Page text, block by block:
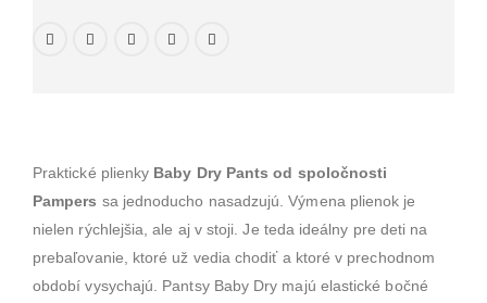
Praktické plienky Baby Dry Pants od spoločnosti
Pampers sa jednoducho nasadzujú. Výmena plienok je
nielen rýchlejšia, ale aj v stoji. Je teda ideálny pre deti na
prebaľovanie, ktoré už vedia chodiť a ktoré v prechodnom
období vysychajú. Pantsy Baby Dry majú elastické bočné